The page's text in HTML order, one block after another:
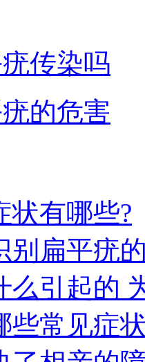
传染吗
的危害
状有哪些?
别扁平疣
么引起的
些常见症